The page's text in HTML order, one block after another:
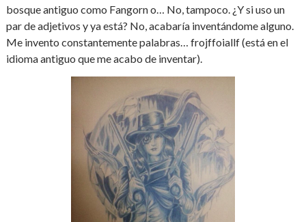
bosque antiguo como Fangorn o… No, tampoco. ¿Y si uso un
par de adjetivos y ya está? No, acabaría inventándome alguno.
Me invento constantemente palabras… frojffoiallf (está en el
idioma antiguo que me acabo de inventar).